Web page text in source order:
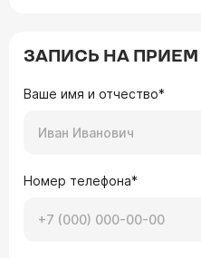
ЗАПИСЬ НА ПРИЕМ
Ваше имя и отчество*
Номер телефона*